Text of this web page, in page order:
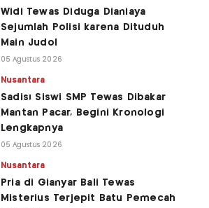
Widi Tewas Diduga Dianiaya
Sejumlah Polisi karena Dituduh
Main Judol
05 Agustus 2026
Nusantara
Sadis! Siswi SMP Tewas Dibakar
Mantan Pacar, Begini Kronologi
Lengkapnya
05 Agustus 2026
Nusantara
Pria di Gianyar Bali Tewas
Misterius Terjepit Batu Pemecah